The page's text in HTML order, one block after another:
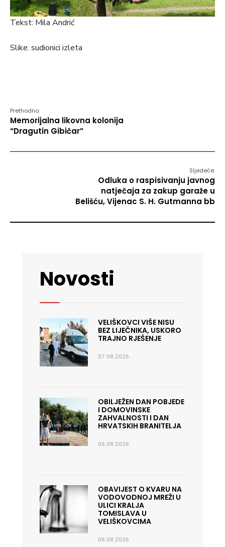
Tekst: Mila Andrić
Slike: sudionici izleta
Prethodno:
Memorijalna likovna kolonija
“Dragutin Gibičar”
Sljedeće:
Odluka o raspisivanju javnog
natječaja za zakup garaže u
Belišću, Vijenac S. H. Gutmanna bb
Novosti
VELIŠKOVCI VIŠE NISU
BEZ LIJEČNIKA, USKORO
TRAJNO RJEŠENJE
07.08.2026.
OBILJEŽEN DAN POBJEDE
I DOMOVINSKE
ZAHVALNOSTI I DAN
HRVATSKIH BRANITELJA
06.08.2026.
OBAVIJEST O KVARU NA
VODOVODNOJ MREŽI U
ULICI KRALJA
TOMISLAVA U
VELIŠKOVCIMA
06.08.2026.